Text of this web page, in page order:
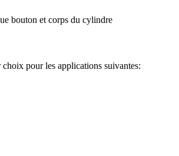
bouton et corps du cylindre
pour les applications suivantes: